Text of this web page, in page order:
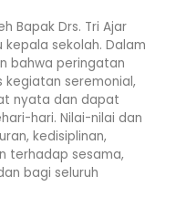
Bapak Drs. Tri Ajar
kepala sekolah. Dalam
bahwa peringatan
kegiatan seremonial,
nyata dan dapat
hari. Nilai-nilai dan
kedisiplinan,
terhadap sesama,
bagi seluruh